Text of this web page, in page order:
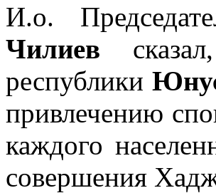
И.о.
Чилиев
республики
привлечению
каждого
совершения